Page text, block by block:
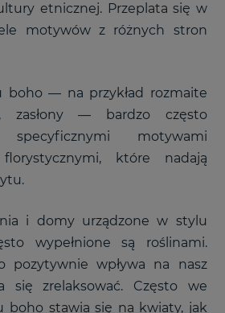
etnicznej. Przeplata się w
motywów z różnych stron
boho— na przykład rozmaite
zasłony— bardzo często
motywami
które nadają
i domy urządzone w stylu
wypełnione są roślinami.
pozytywnie wpływa na nasz
się zrelaksować. Często we
boho stawia się na kwiaty, jak